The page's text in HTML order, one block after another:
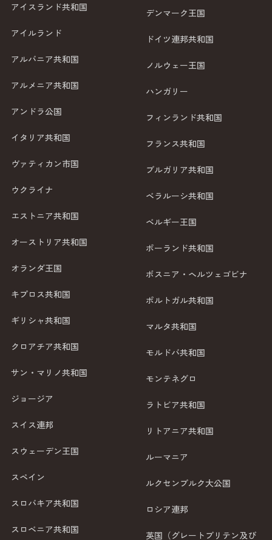
アイスランド共和国
アイルランド
アルバニア共和国
アルメニア共和国
アンドラ公国
イタリア共和国
ヴァティカン市国
ウクライナ
エストニア共和国
オーストリア共和国
オランダ王国
キプロス共和国
ギリシャ共和国
クロアチア共和国
サン・マリノ共和国
ジョージア
スイス連邦
スウェーデン王国
スペイン
スロバキア共和国
スロベニア共和国
デンマーク王国
ドイツ連邦共和国
ノルウェー王国
ハンガリー
フィンランド共和国
フランス共和国
ブルガリア共和国
ベラルーシ共和国
ベルギー王国
ポーランド共和国
ボスニア・ヘルツェゴビナ
ポルトガル共和国
マルタ共和国
モルドバ共和国
モンテネグロ
ラトビア共和国
リトアニア共和国
ルーマニア
ルクセンブルク大公国
ロシア連邦
英国（グレートブリテン及び